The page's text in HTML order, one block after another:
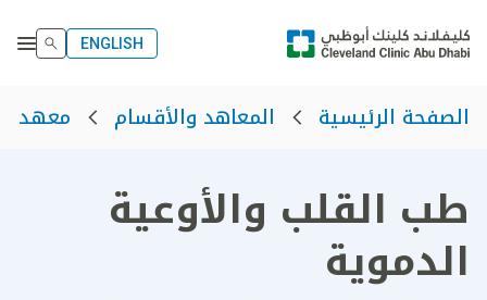
ENGLISH
الصفحة الرئيسية المعاهد والأقسام معهد
طب القلب والأوعية
الدموية